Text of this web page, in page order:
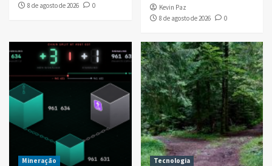
8 de agosto de 2026
0
Kevin Paz
8 de agosto de 2026
0
Mineração Tecnologia